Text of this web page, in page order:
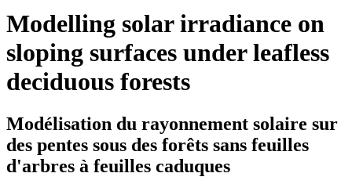
Modelling solar irradiance on
sloping surfaces under leafless
deciduous forests
Modélisation du rayonnement solaire sur
des pentes sous des forêts sans feuilles
d'arbres à feuilles caduques